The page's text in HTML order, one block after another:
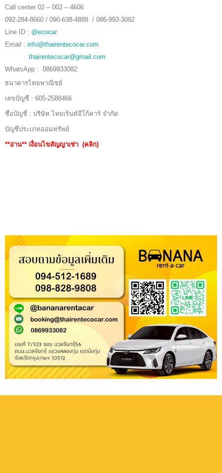
Call center 02 – 002 – 4606
092-284-8660 / 090-638-4888 / 086-993-3082
Line ID : @ecocar
Email : info@thairentecocar.com
thairentecocar@gmail.com
WhatsApp : 0869933082
ธนาคารไทยพาณิชย์
เลขบัญชี : 605-2588466
ชื่อบัญชี : บริษัท ไทยเร้นท์อีโก้คาร์ จำกัด
บัญชีประเภทออมทรัพย์
**อ่าน** เงื่อนไขสัญญาเช่า (คลิก)